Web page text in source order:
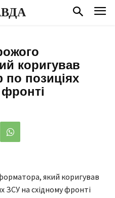
коригував
по позиціях